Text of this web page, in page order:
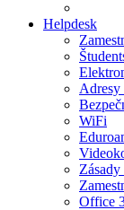
Helpdesk
Adresy
WiFi
Office